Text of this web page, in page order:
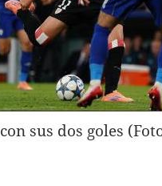
sus dos goles